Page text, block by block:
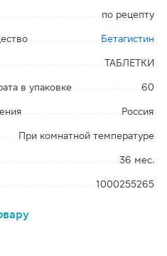
по рецепту
Бетагистин
ТАБЛЕТКИ
в упаковке 60
Россия
При комнатной температуре
36 мес.
1000255265